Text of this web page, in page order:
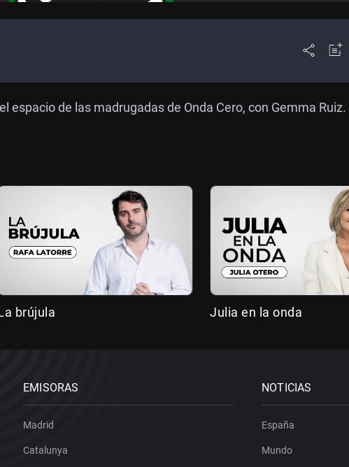
espacio de las madrugadas de Onda Cero, con Gemma Ruiz.
brújula Julia en la onda
EMISORAS
Madrid
Catalunya
NOTICIAS
España
Mundo